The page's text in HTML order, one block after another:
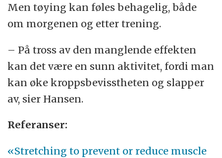
Men tøying kan føles behagelig, både
om morgenen og etter trening.
– På tross av den manglende effekten
kan det være en sunn aktivitet, fordi man
kan øke kroppsbevisstheten og slapper
av, sier Hansen.
Referanser:
«Stretching to prevent or reduce muscle